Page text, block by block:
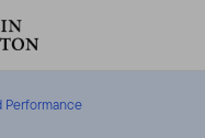
Performance